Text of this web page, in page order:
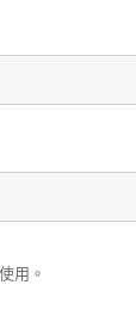
用。